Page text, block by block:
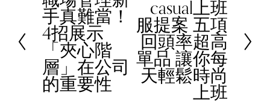
r
e
o
手真難當！
4招展示
「夾心階
層」在公司
的重要性
x
casual上班
服提案 五項
回頭率超高
單品 讓你每
天輕鬆時尚
上班